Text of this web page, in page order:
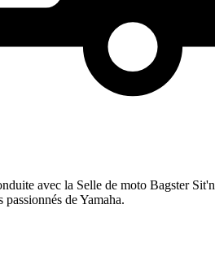
avec la Selle de moto Bagster Sit'n
de Yamaha.